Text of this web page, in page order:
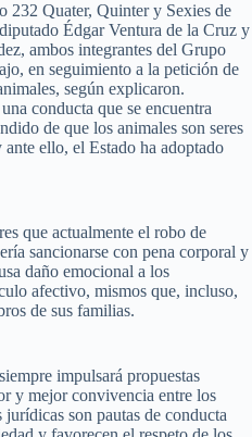
232 Quater, Quinter y Sexies de
Édgar Ventura de la Cruz y
ambos integrantes del Grupo
en seguimiento a la petición de
según explicaron.
conducta que se encuentra
de que los animales son seres
ello, el Estado ha adoptado
que actualmente el robo de
sancionarse con pena corporal y
daño emocional a los
afectivo, mismos que, incluso,
de sus familias.
impulsará propuestas
y mejor convivencia entre los
son pautas de conducta